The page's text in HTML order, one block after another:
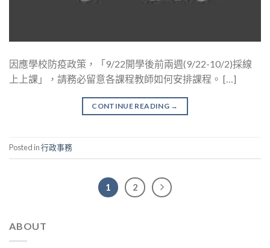
因應學校防疫政策，「9/22開學後前兩週(9/22-10/2)採線
上上課」，請務必留意各課程教師如何安排課程。 […]
CONTINUE READING →
Posted in行政事務
1 2
ABOUT